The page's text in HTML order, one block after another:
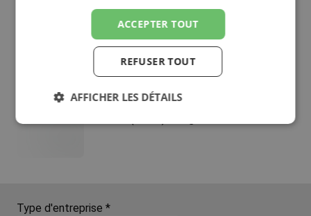
Shadefix (1125) 25kg
Type d'entreprise *
ACCEPTER TOUT
REFUSER TOUT
AFFICHER LES DÉTAILS
Strictement
Performance Ciblage